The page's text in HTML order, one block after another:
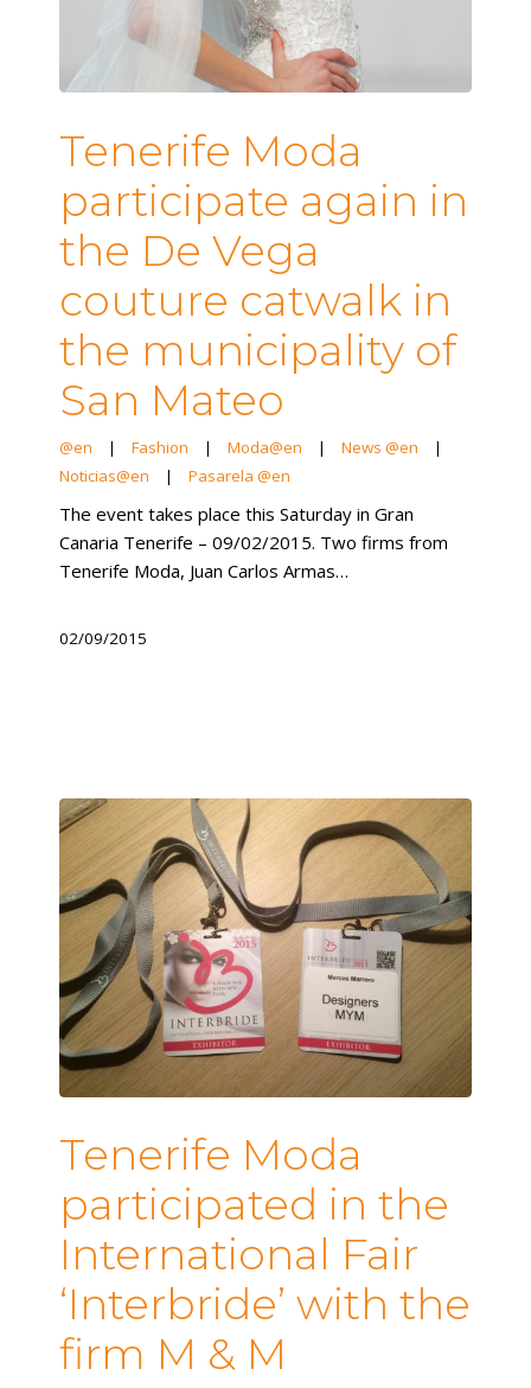
Tenerife Moda
participate again in
the De Vega
couture catwalk in
the municipality of
San Mateo
@en | Fashion | Moda@en | News @en
|
Noticias@en
| Pasarela @en
The event takes place this Saturday in Gran
Canaria Tenerife – 09/02/2015. Two firms from
Tenerife Moda, Juan Carlos Armas…
02/09/2015
Tenerife Moda
participated in the
International Fair
‘Interbride’ with the
firm M & M